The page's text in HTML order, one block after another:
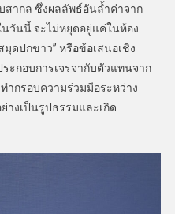
สากล ซึ่งผลลัพธ์อันล้ำค่าจาก
วันนี้ จะไม่หยุดอยู่แค่ในห้อง
ดปกขาว” หรือข้อเสนอเชิง
ะกอบการเจรจากับตัวแทนจาก
ำกรอบความร่วมมือระหว่าง
างเป็นรูปธรรมและเกิด